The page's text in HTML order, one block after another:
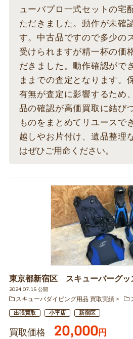
ューバプロ一式セットの宅
ただきました。動作が未確
す。中古品ですので多少の
受けられますが精一杯の価
だきました。動作確認がで
ままでの査定となります。
有無が査定に影響するため
品の確認が高価買取に結び
ものをまとめてリユースで
越しやお片付け、遺品整理
はぜひご用命ください。
東京都新宿区 スキューバーグ
2024.07.15 公開
スキューバダイビング用品 買取実績
出張買取 小平店 新宿区
買取価格 20,000円